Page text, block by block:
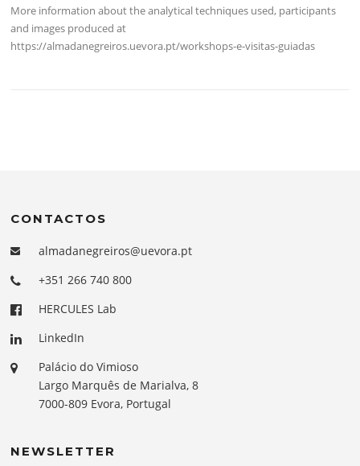
More information about the analytical techniques used, participants
and images produced at
https://almadanegreiros.uevora.pt/workshops-e-visitas-guiadas
CONTACTOS
almadanegreiros@uevora.pt
+351 266 740 800
HERCULES Lab
LinkedIn
Palácio do Vimioso
Largo Marquês de Marialva, 8
7000-809 Evora, Portugal
NEWSLETTER